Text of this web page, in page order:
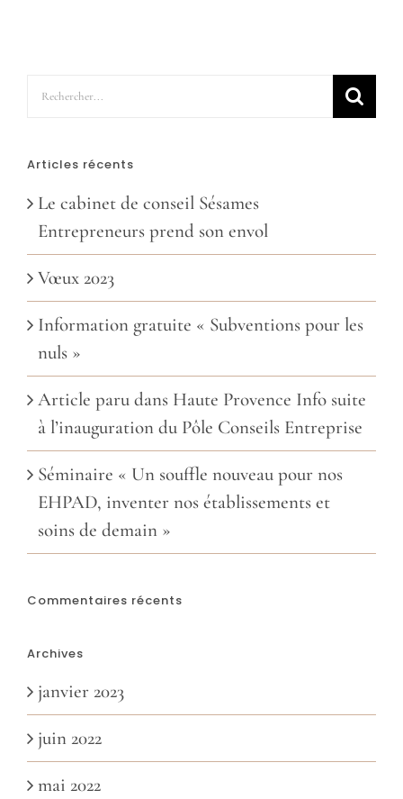
Rechercher:
Articles récents
Le cabinet de conseil Sésames
Entrepreneurs prend son envol
Vœux 2023
Information gratuite « Subventions pour les
nuls »
Article paru dans Haute Provence Info suite
à l’inauguration du Pôle Conseils Entreprise
Séminaire « Un souffle nouveau pour nos
EHPAD, inventer nos établissements et
soins de demain »
Commentaires récents
Archives
janvier 2023
juin 2022
mai 2022